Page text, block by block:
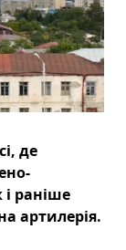
де
раніше
артилерія.